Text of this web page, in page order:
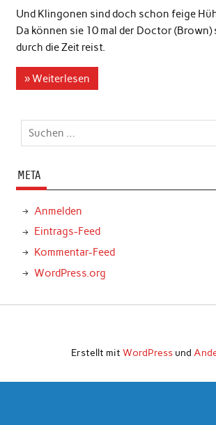
Und Klingonen sind doch schon feige
Da können sie 10 mal der Doctor (Brown)
durch die Zeit reist.
» Weiterlesen
META
Anmelden
Eintrags-Feed
Kommentar-Feed
WordPress.org
Erstellt mit WordPressund